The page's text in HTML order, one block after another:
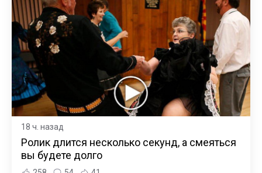
18 ч. назад
Ролик длится несколько секунд, а смеяться
вы будете долго